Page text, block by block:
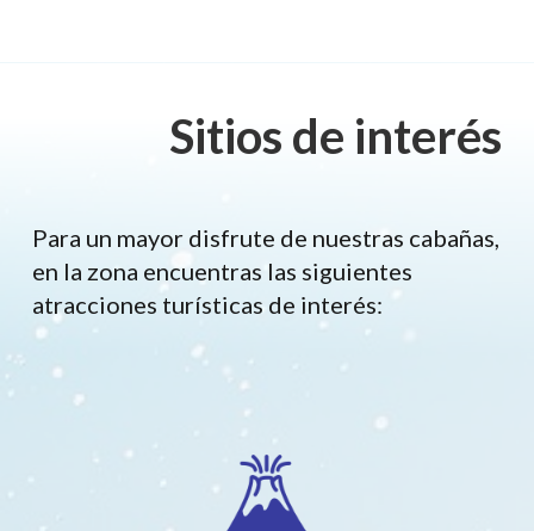
Sitios de interés
Para un mayor disfrute de nuestras cabañas,
en la zona encuentras las siguientes
atracciones turísticas de interés: